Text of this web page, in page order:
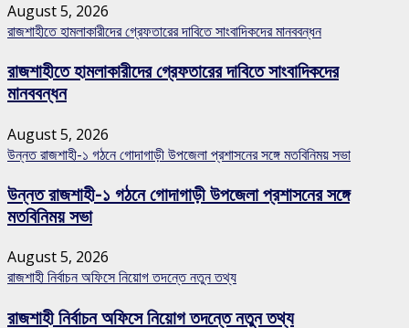
August 5, 2026
রাজশাহীতে হামলাকারীদের গ্রেফতারের দাবিতে সাংবাদিকদের মানববন্ধন
রাজশাহীতে হামলাকারীদের গ্রেফতারের দাবিতে সাংবাদিকদের
মানববন্ধন
August 5, 2026
উন্নত রাজশাহী-১ গঠনে গোদাগাড়ী উপজেলা প্রশাসনের সঙ্গে মতবিনিময় সভা
উন্নত রাজশাহী-১ গঠনে গোদাগাড়ী উপজেলা প্রশাসনের সঙ্গে
মতবিনিময় সভা
August 5, 2026
রাজশাহী নির্বাচন অফিসে নিয়োগ তদন্তে নতুন তথ্য
রাজশাহী নির্বাচন অফিসে নিয়োগ তদন্তে নতুন তথ্য